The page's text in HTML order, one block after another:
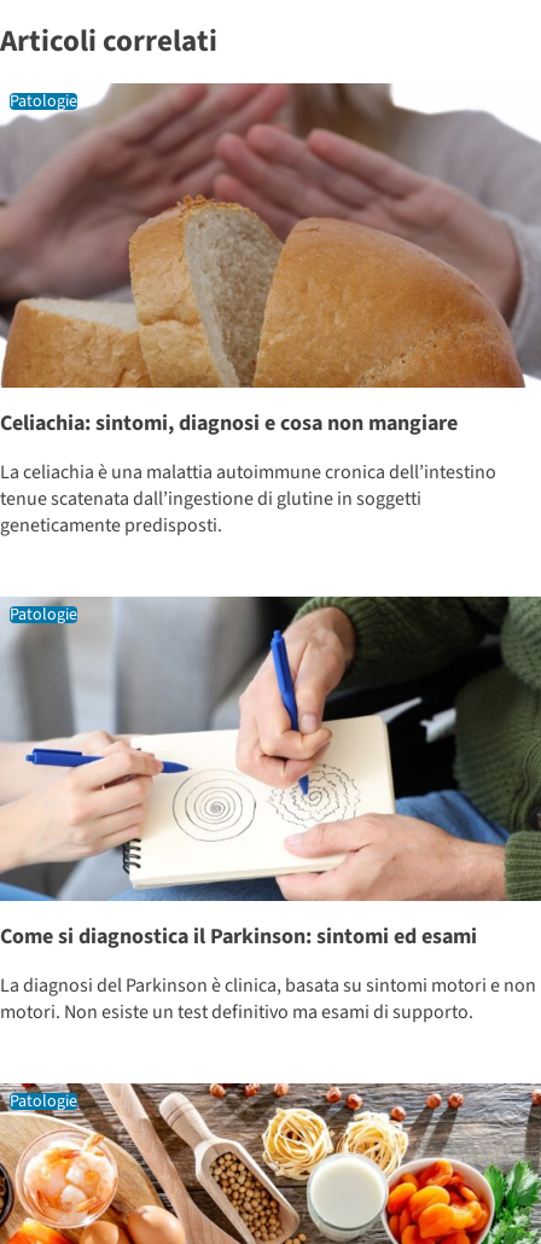
Articoli correlati
Celiachia: sintomi, diagnosi e cosa non mangiare
La celiachia è una malattia autoimmune cronica dell’intestino
tenue scatenata dall’ingestione di glutine in soggetti
geneticamente predisposti.
Patologie
Come si diagnostica il Parkinson: sintomi ed esami
La diagnosi del Parkinson è clinica, basata su sintomi motori e non
motori. Non esiste un test definitivo ma esami di supporto.
Patologie
Patologie